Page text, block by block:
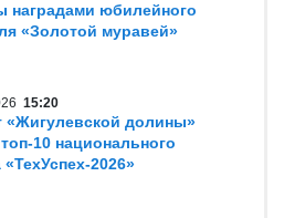
наградами юбилейного
«Золотой муравей»
15:20
«Жигулевской долины»
10 национального
«ТехУспех-2026»